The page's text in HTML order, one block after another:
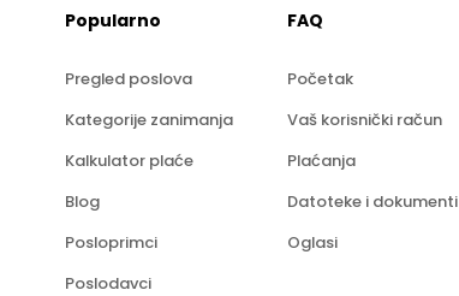
Popularno
Pregled poslova
Kategorije zanimanja
Kalkulator plaće
Blog
Posloprimci
Poslodavci
FAQ
Početak
Vaš korisnički račun
Plaćanja
Datoteke i dokumenti
Oglasi